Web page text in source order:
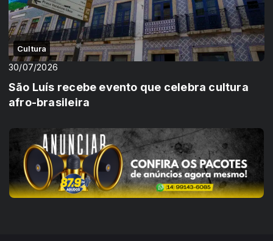
Cultura
30/07/2026
São Luís recebe evento que celebra cultura
afro-brasileira